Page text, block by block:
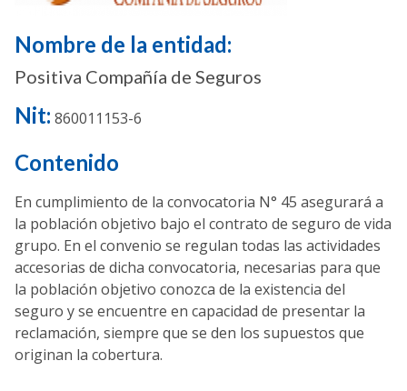
Nombre de la entidad:
Positiva Compañía de Seguros
Nit: 860011153-6
Contenido
En cumplimiento de la convocatoria N° 45 asegurará a
la población objetivo bajo el contrato de seguro de vida
grupo. En el convenio se regulan todas las actividades
accesorias de dicha convocatoria, necesarias para que
la población objetivo conozca de la existencia del
seguro y se encuentre en capacidad de presentar la
reclamación, siempre que se den los supuestos que
originan la cobertura.